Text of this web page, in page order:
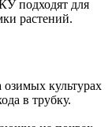
подходят для
растений.
культурах
в трубку.